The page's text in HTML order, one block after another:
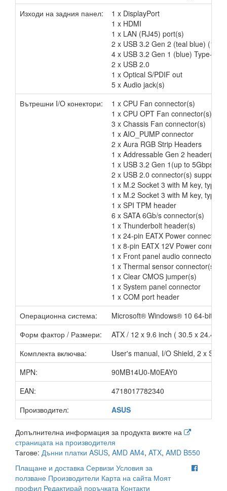
Изходи на задния панел:
1 x DisplayPort
1 x HDMI
1 x LAN (RJ45) port(s)
2 x USB 3.2 Gen 2 (teal blue) (1 x
4 x USB 3.2 Gen 1 (blue) Type-A
2 x USB 2.0
1 x Optical S/PDIF out
5 x Audio jack(s)
Вътрешни I/O конектори:
1 x CPU Fan connector(s)
1 x CPU OPT Fan connector(s)
3 x Chassis Fan connector(s)
1 x AIO_PUMP connector
2 x Aura RGB Strip Headers
1 x Addressable Gen 2 header(s)
1 x USB 3.2 Gen 1(up to 5Gbps)
2 x USB 2.0 connector(s)
1 x M.2 Socket 3 with M key, type
1 x M.2 Socket 3 with M key, type
1 x SPI TPM header
6 x SATA 6Gb/s connector(s)
1 x Thunderbolt header(s)
1 x 24-pin EATX Power
1 x 8-pin EATX 12V Power
1 x Front panel audio connector(s)
1 x Thermal sensor connector(s)
1 x Clear CMOS jumper(s)
1 x System panel connector
1 x COM port header
Операционна система:
Microsoft® Windows® 10 64-bit
Форм фактор / Размери:
ATX / 12 x 9.6 inch ( 30.5 x 24.4
Комплекта включва:
User's manual, I/O Shield, 2 x
MPN:
90MB14U0-M0EAY0
EAN:
4718017782340
Производител:
ASUS
Допълнителна информация за продукта вижте на
страницата на производителя
Тагове: Дънни платки ASUS, AMD AM4, ATX, AMD B550
Плащане и доставка Сервизи Условия за
ползване Производители Карта на сайта Моят
профил Редактирай поръчката Контакти